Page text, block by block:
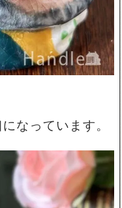
なっています。